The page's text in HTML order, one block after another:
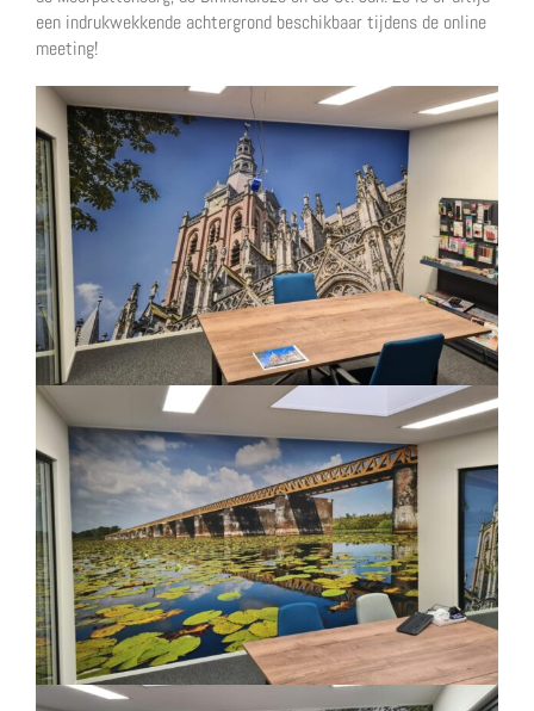
een indrukwekkende achtergrond beschikbaar tijdens de online
meeting!